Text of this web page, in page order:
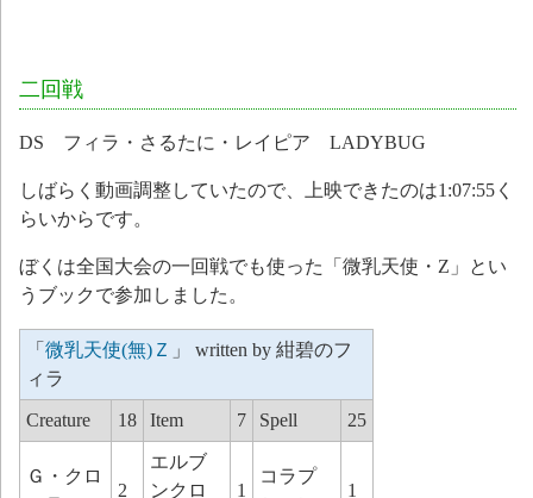
二回戦
DS フィラ・さるたに・レイピア LADYBUG
しばらく動画調整していたので、上映できたのは1:07:55く
らいからです。
ぼくは全国大会の一回戦でも使った「微乳天使・Z」とい
うブックで参加しました。
「 微乳天使(無)Ｚ 」 written by 紺碧のフ
ィラ
Creature 18 Item 7 Spell 25
Ｇ・クロ
2
エルブ
ンクロ
1
コラプ
1